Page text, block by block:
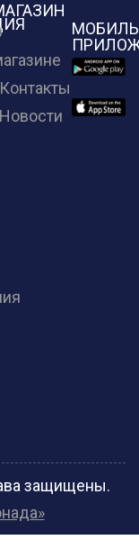
Контакты
Новости
защищены.